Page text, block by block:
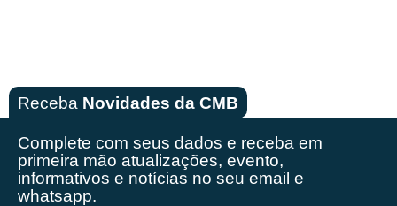
Receba Novidades da CMB
Complete com seus dados e receba em
primeira mão atualizações, evento,
informativos e notícias no seu email e
whatsapp.